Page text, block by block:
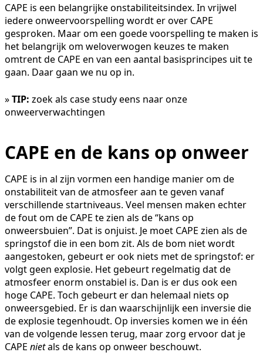
CAPE is een belangrijke onstabiliteitsindex. In vrijwel
iedere onweervoorspelling wordt er over CAPE
gesproken. Maar om een goede voorspelling te maken is
het belangrijk om weloverwogen keuzes te maken
omtrent de CAPE en van een aantal basisprincipes uit te
gaan. Daar gaan we nu op in.
»TIP: zoek als case study eens naar onze
onweerverwachtingen
CAPE en de kans op onweer
CAPE is in al zijn vormen een handige manier om de
onstabiliteit van de atmosfeer aan te geven vanaf
verschillende startniveaus. Veel mensen maken echter
de fout om de CAPE te zien als de “kans op
onweersbuien”. Dat is onjuist. Je moet CAPE zien als de
springstof die in een bom zit. Als de bom niet wordt
aangestoken, gebeurt er ook niets met de springstof: er
volgt geen explosie. Het gebeurt regelmatig dat de
atmosfeer enorm onstabiel is. Dan is er dus ook een
hoge CAPE. Toch gebeurt er dan helemaal niets op
onweersgebied. Er is dan waarschijnlijk een inversie die
de explosie tegenhoudt. Op inversies komen we in één
van de volgende lessen terug, maar zorg ervoor dat je
CAPE nietals de kans op onweer beschouwt.